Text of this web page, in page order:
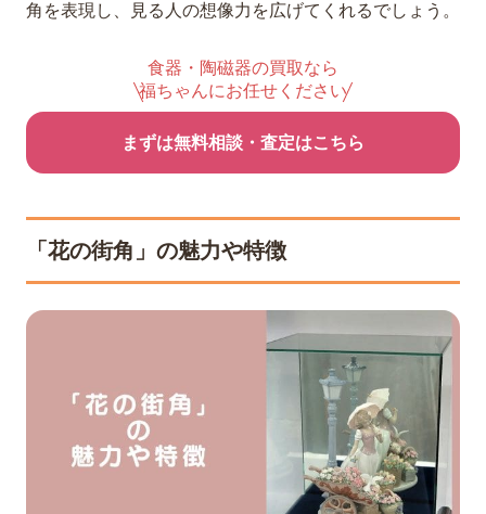
角を表現し、見る人の想像力を広げてくれるでしょう。
食器・陶磁器の買取なら
福ちゃんにお任せください
まずは無料相談・査定はこちら
「花の街角」の魅力や特徴